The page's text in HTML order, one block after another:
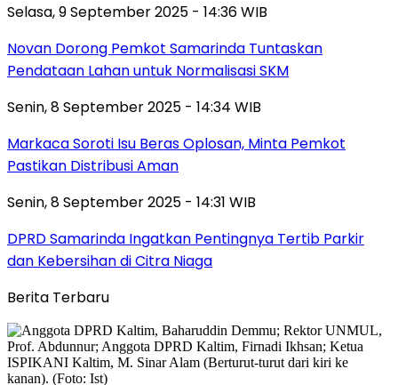
Selasa, 9 September 2025 - 14:36 WIB
Novan Dorong Pemkot Samarinda Tuntaskan
Pendataan Lahan untuk Normalisasi SKM
Senin, 8 September 2025 - 14:34 WIB
Markaca Soroti Isu Beras Oplosan, Minta Pemkot
Pastikan Distribusi Aman
Senin, 8 September 2025 - 14:31 WIB
DPRD Samarinda Ingatkan Pentingnya Tertib Parkir
dan Kebersihan di Citra Niaga
Berita Terbaru